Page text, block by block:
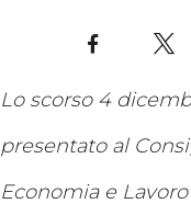
Lo scorso 4
presentato al
Economia e